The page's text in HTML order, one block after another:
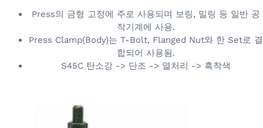
Press의 금형 고정에 주로 사용되며 보링, 밀링 등 일반 공
작기계에 사용.
Press Clamp(Body)는 T-Bolt, Flanged Nut와 한 Set로 결
합되어 사용됨.
S45C 탄소강 -> 단조 -> 열처리 -> 흑착색